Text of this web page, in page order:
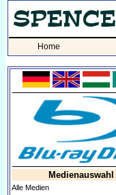
Home
Medienauswahl
Alle Medien